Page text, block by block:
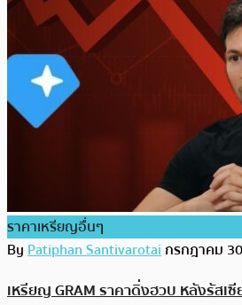
ราคาเหรียญอื่นๆ
ByPatiphan Santivarotaiกรกฎาคม
เหรียญ GRAM ราคาดิ่งฮวบ หลังรัส